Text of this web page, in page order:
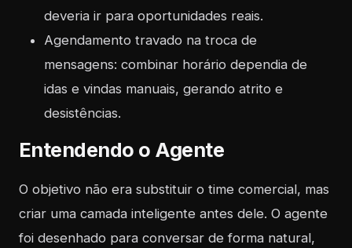
deveria ir para oportunidades reais.
Agendamento travado na troca de
mensagens: combinar horário dependia de
idas e vindas manuais, gerando atrito e
desistências.
Entendendo o Agente
O objetivo não era substituir o time comercial, mas
criar uma camada inteligente antes dele. O agente
foi desenhado para conversar de forma natural,